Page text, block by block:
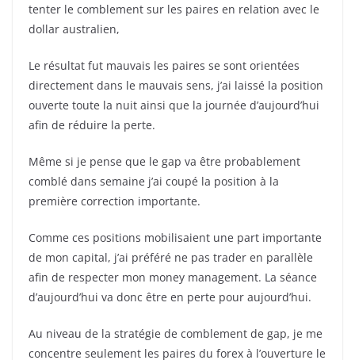
tenter le comblement sur les paires en relation avec le
dollar australien,
Le résultat fut mauvais les paires se sont orientées
directement dans le mauvais sens, j’ai laissé la position
ouverte toute la nuit ainsi que la journée d’aujourd’hui
afin de réduire la perte.
Même si je pense que le gap va être probablement
comblé dans semaine j’ai coupé la position à la
première correction importante.
Comme ces positions mobilisaient une part importante
de mon capital, j’ai préféré ne pas trader en parallèle
afin de respecter mon money management. La séance
d’aujourd’hui va donc être en perte pour aujourd’hui.
Au niveau de la stratégie de comblement de gap, je me
concentre seulement les paires du forex à l’ouverture le